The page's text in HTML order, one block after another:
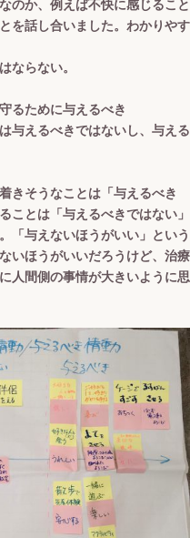
のか、例えば不快に感じること
を話し合いました。わかりやす
ならない。
るために与えるべき
与えるべきではないし、与える
きそうなことは「与えるべき
ことは「与えるべきではない」
「与えないほうがいい」という
いほうがいいだろうけど、治療
人間側の事情が大きいように思